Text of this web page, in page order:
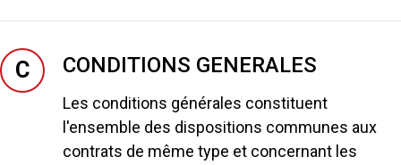
C CONDITIONS GENERALES
Les conditions générales constituent
l'ensemble des dispositions communes aux
contrats de même type et concernant les